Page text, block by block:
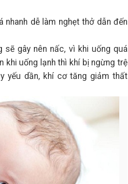
dễ làm nghẹt thở dẫn đến
sẽ gây nên nấc, vì khi uống quá
khi uống lạnh thì khí bị ngừng trệ
yếu dần, khí cơ tăng giảm thất